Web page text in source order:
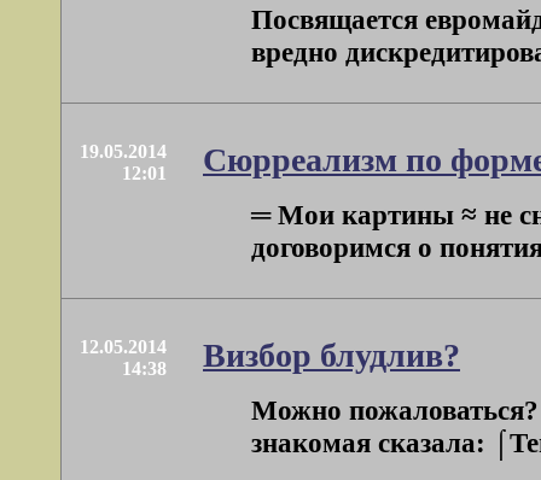
Посвящается
вредно
19.05.2014
12:01
Сюрреализм по
═ Мои картины ≈ не
договоримся о
12.05.2014
14:38
Визбор блудлив?
Можно
знакомая сказала: